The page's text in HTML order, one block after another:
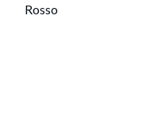
Rosso